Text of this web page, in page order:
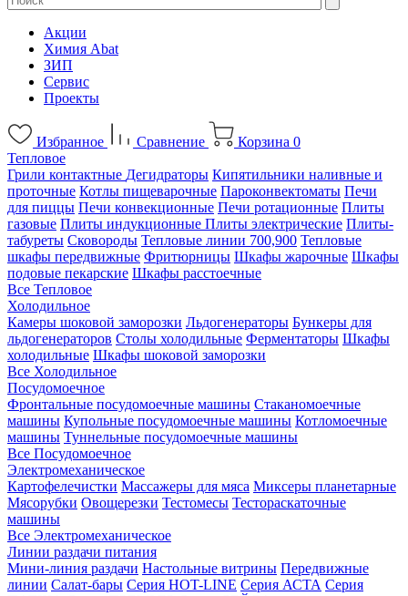
Акции
Химия Abat
ЗИП
Сервис
Проекты
Избранное Сравнение Корзина 0
Тепловое
Грили контактные Дегидраторы Кипятильники наливные и
проточные Котлы пищеварочные Пароконвектоматы Печи
для пиццы Печи конвекционные Печи ротационные Плиты
газовые Плиты индукционные Плиты электрические Плиты-
табуреты Сковороды Тепловые линии 700,900 Тепловые
шкафы передвижные Фритюрницы Шкафы жарочные Шкафы
подовые пекарские Шкафы расстоечные
Все Тепловое
Холодильное
Камеры шоковой заморозки Льдогенераторы Бункеры для
льдогенераторов Столы холодильные Ферментаторы Шкафы
холодильные Шкафы шоковой заморозки
Все Холодильное
Посудомоечное
Фронтальные посудомоечные машины Стаканомоечные
машины Купольные посудомоечные машины Котломоечные
машины Туннельные посудомоечные машины
Все Посудомоечное
Электромеханическое
Картофелечистки Массажеры для мяса Миксеры планетарные
Мясорубки Овощерезки Тестомесы Тестораскаточные
машины
Все Электромеханическое
Линии раздачи питания
Мини-линия раздачи Настольные витрины Передвижные
линии Салат-бары Серия HOT-LINE Серия АСТА Серия